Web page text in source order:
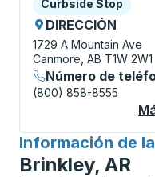
Curbside Stop
DIRECCIÓN
1729 A Mountain Ave
Canmore, AB T1W 2W1
Número de
(800) 858-8555
Información de
para
Brinkley, AR